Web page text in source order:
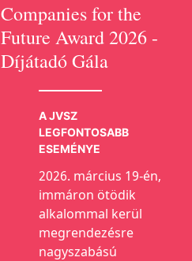
Companies for the
Future Award 2026 -
Díjátadó Gála
A JVSZ
LEGFONTOSABB
ESEMÉNYE
2026. március 19-én,
immáron ötödik
alkalommal kerül
megrendezésre
nagyszabású